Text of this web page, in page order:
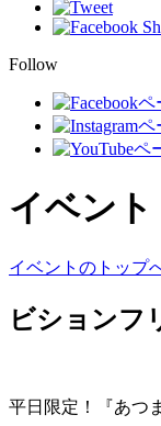
Follow
イベント
イベントのトップ
ビションフ
平日限定！『あつ